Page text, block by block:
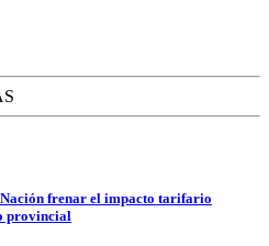
frenar el impacto tarifario
provincial